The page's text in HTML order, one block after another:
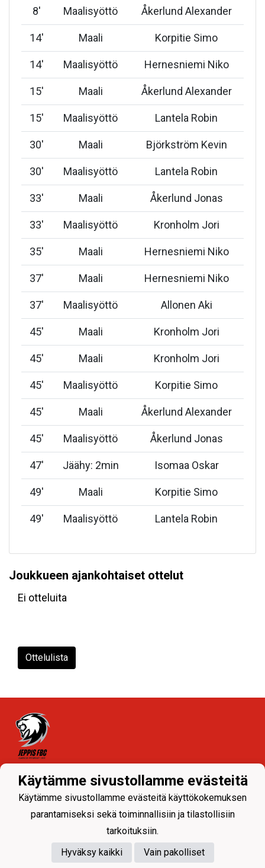
8' Maalisyöttö Åkerlund Alexander
14' Maali Korpitie Simo
14' Maalisyöttö Hernesniemi Niko
15' Maali Åkerlund Alexander
15' Maalisyöttö Lantela Robin
30' Maali Björkström Kevin
30' Maalisyöttö Lantela Robin
33' Maali Åkerlund Jonas
33' Maalisyöttö Kronholm Jori
35' Maali Hernesniemi Niko
37' Maali Hernesniemi Niko
37' Maalisyöttö Allonen Aki
45' Maali Kronholm Jori
45' Maali Kronholm Jori
45' Maalisyöttö Korpitie Simo
45' Maali Åkerlund Alexander
45' Maalisyöttö Åkerlund Jonas
47' Jäähy: 2min Isomaa Oskar
49' Maali Korpitie Simo
49' Maalisyöttö Lantela Robin
Joukkueen ajankohtaiset ottelut
Ei otteluita
Ottelulista
Tietosuojaseloste
Powered by
Käytämme sivustollamme evästeitä
Käytämme sivustollamme evästeitä käyttökokemuksen
parantamiseksi sekä toiminnallisiin ja tilastollisiin
tarkoituksiin.
Hyväksy kaikki
Vain pakolliset